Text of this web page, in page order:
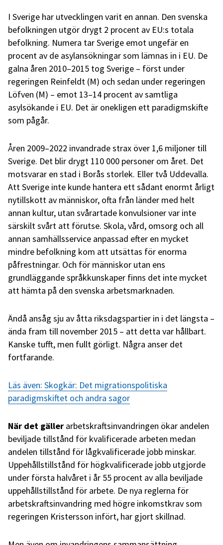
I Sverige har utvecklingen varit en annan. Den svenska
befolkningen utgör drygt 2 procent av EU:s totala
befolkning. Numera tar Sverige emot ungefär en
procent av de asylansökningar som lämnas in i EU. De
galna åren 2010–2015 tog Sverige – först under
regeringen Reinfeldt (M) och sedan under regeringen
Löfven (M) – emot 13–14 procent av samtliga
asylsökande i EU. Det är onekligen ett paradigmskifte
som pågår.
Åren 2009–2022 invandrade strax över 1,6 miljoner till
Sverige. Det blir drygt 110 000 personer om året. Det
motsvarar en stad i Borås storlek. Eller två Uddevalla.
Att Sverige inte kunde hantera ett sådant enormt årligt
nytillskott av människor, ofta från länder med helt
annan kultur, utan svårartade konvulsioner var inte
särskilt svårt att förutse. Skola, vård, omsorg och all
annan samhällsservice anpassad efter en mycket
mindre befolkning kom att utsättas för enorma
påfrestningar. Och för människor utan ens
grundläggande språkkunskaper finns det inte mycket
att hämta på den svenska arbetsmarknaden.
Ändå ansåg sju av åtta riksdagspartier in i det längsta –
ända fram till november 2015 – att detta var hållbart.
Kanske tufft, men fullt görligt. Några anser det
fortfarande.
Läs även: Skogkär: Det migrationspolitiska
paradigmskiftet och andra sagor
När det gäller arbetskraftsinvandringen ökar andelen
beviljade tillstånd för kvalificerade arbeten medan
andelen tillstånd för lågkvalificerade jobb minskar.
Uppehållstillstånd för högkvalificerade jobb utgjorde
under första halvåret i år 55 procent av alla beviljade
uppehållstillstånd för arbete. De nya reglerna för
arbetskraftsinvandring med högre inkomstkrav som
regeringen Kristersson infört, har gjort skillnad.